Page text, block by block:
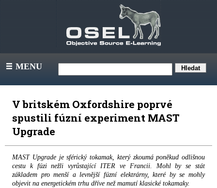
III MENU
V britském Oxfordshire poprvé
spustili fúzní experiment MAST
Upgrade
MAST Upgrade je sférický tokamak, který zkoumá poněkud odlišnou
cestu k fúzi nežli vyrůstající ITER ve Francii. Mohl by se stát
základem pro menší a levnější fúzní elektrárny, které by se mohly
objevit na energetickém trhu dříve než mamutí klasické tokamaky.